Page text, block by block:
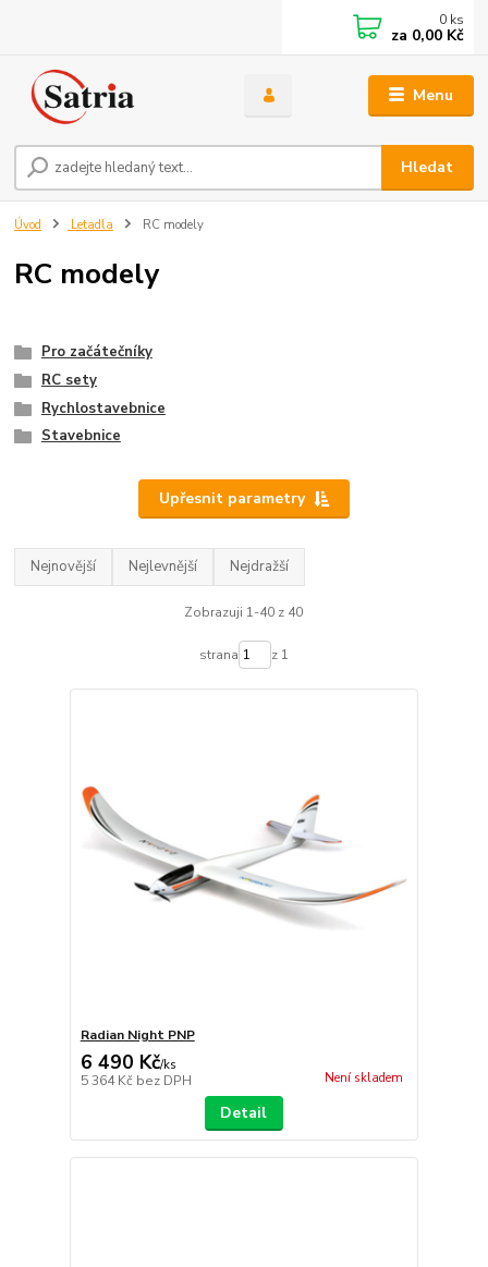
Menu
Hledat
0 ks
za 0,00 Kč
Úvod Letadla RC modely
RC modely
Pro začátečníky
RC sety
Rychlostavebnice
Stavebnice
Upřesnit parametry
Nejnovější Nejlevnější Nejdražší
Zobrazuji 1-40 z 40
strana z 1
Radian Night PNP
6 490 Kč/ks
5 364 Kč bez DPH Není skladem
Detail